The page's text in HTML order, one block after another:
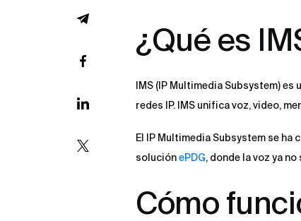
¿Qué es
IMS (IP Multimedia Subsystem)
redes IP. IMS unifica voz, video,
El IP Multimedia Subsystem se ha
soluciónePDG, donde la voz ya
Cómo